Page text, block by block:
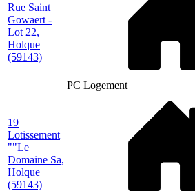
Rue Saint
Gowaert -
Lot 22,
Holque
(59143)
PC Logement
19
Lotissement
""Le
Domaine Sa,
Holque
(59143)